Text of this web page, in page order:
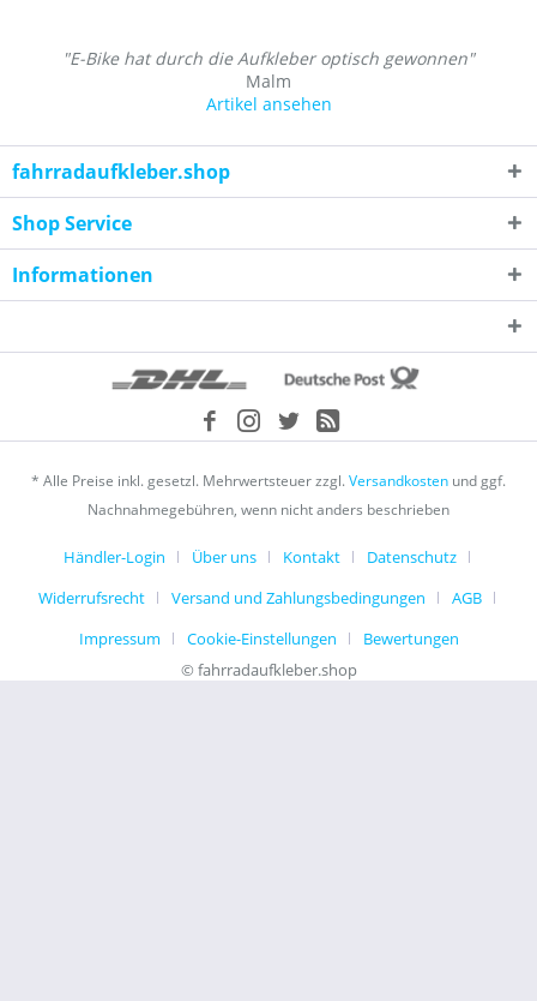
"E-Bike hat durch die Aufkleber optisch gewonnen"
Malm
Artikel ansehen
fahrradaufkleber.shop
Shop Service
Informationen
* Alle Preise inkl. gesetzl. Mehrwertsteuer zzgl.Versandkosten und ggf.
Nachnahmegebühren, wenn nicht anders beschrieben
Händler-Login Über uns Kontakt
Datenschutz
Widerrufsrecht
Versand und Zahlungsbedingungen
AGB
Impressum
Cookie-Einstellungen
Bewertungen
© fahrradaufkleber.shop